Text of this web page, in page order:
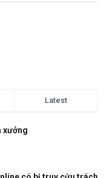
Latest
xưởng